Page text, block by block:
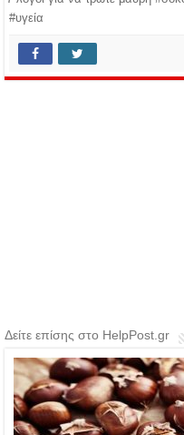
#υγεία
Δείτε επίσης στο HelpPost.gr